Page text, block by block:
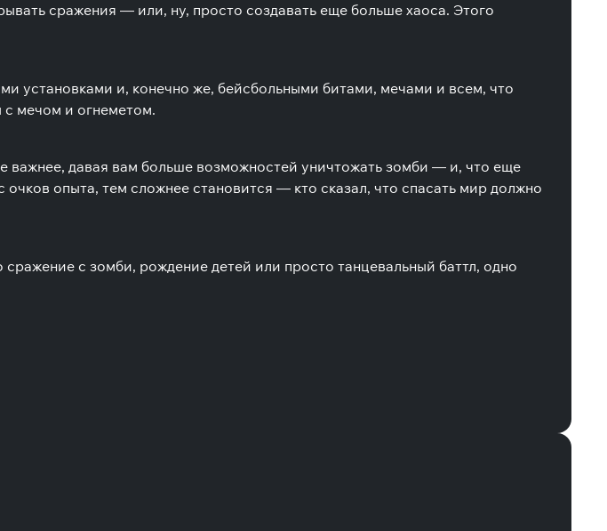
сражения — или, ну, просто создавать еще больше хаоса. Этого
установками и, конечно же, бейсбольными битами, мечами и всем, что
с мечом и огнеметом.
давая вам больше возможностей уничтожать зомби — и, что еще
опыта, тем сложнее становится — кто сказал, что спасать мир должно
сражение с зомби, рождение детей или просто танцевальный баттл, одно